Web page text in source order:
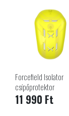
Forcefield Isolator
csípőprotektor
11 990 Ft